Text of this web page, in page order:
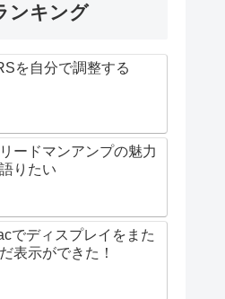
ンキング
を自分で調整する
ードマンアンプの魅力
りたい
でディスプレイをまた
表示ができた！